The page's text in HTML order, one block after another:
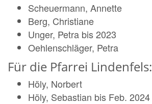
Scheuermann, Annette
Berg, Christiane
Unger, Petra bis 2023
Oehlenschläger, Petra
Für die Pfarrei Lindenfels:
Höly, Norbert
Höly, Sebastian bis Feb. 2024